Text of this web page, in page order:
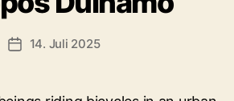
Veröffentlichungsdatum
14. Juli 2025